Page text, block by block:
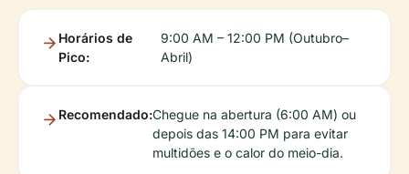
Horários de
Pico:
9:00 AM – 12:00 PM (Outubro–
Abril)
Recomendado:Chegue na abertura (6:00 AM) ou
depois das 14:00 PM para evitar
multidões e o calor do meio-dia.